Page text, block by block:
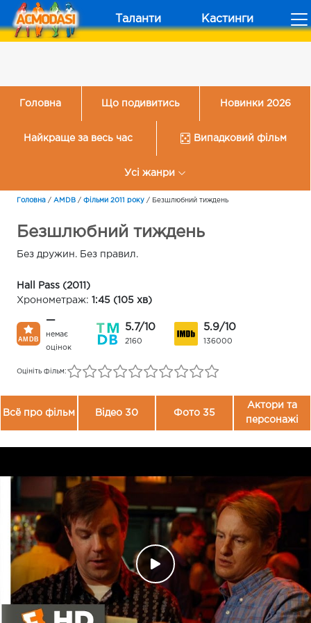
Таланти Кастинги
Головна Що подивитись Новинки 2026
Найкраще за весь час Випадковий фільм
Усі жанри
Головна / AMDB / Фільми 2011 року / Безшлюбний тиждень
Безшлюбний тиждень
Без дружин. Без правил.
Hall Pass (2011)
Хронометраж: 1:45 (105 хв)
—
немає
оцінок
5.7/10
2160
5.9/10
136000
Оцініть фільм:
Всё про фільм Відео 30 Фото 35
Актори та
персонажі